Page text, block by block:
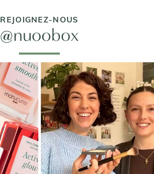
REJOIGNEZ-NOUS
@nuoobox